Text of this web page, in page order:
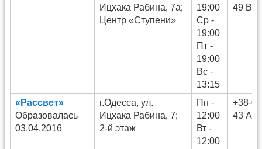
Ицхака Рабина, 7а;
Центр «Ступени»
19:00
Ср -
19:00
Пт -
19:00
Вс -
13:15
49
«Рассвет»
Образовалась
03.04.2016
г.Одесса, ул.
Ицхака Рабина, 7;
2-й этаж
Пн -
12:00
Вт -
12:00
+38-
43